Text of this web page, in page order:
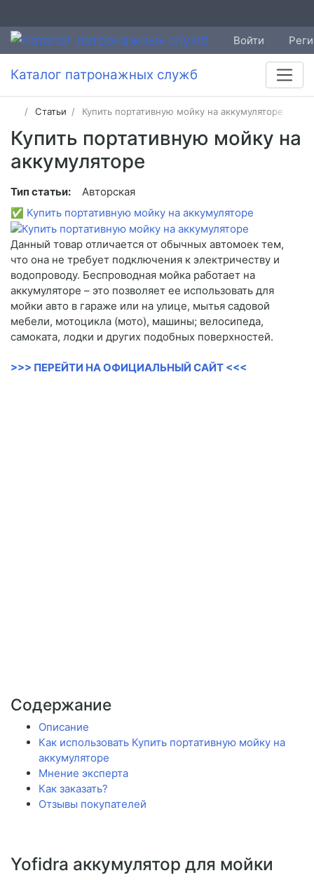
Войти
Каталог патронажных служб
Статьи Купить портативную мойку на аккумуляторе
Купить портативную мойку на
аккумуляторе
Тип статьи:
Авторская
✅ Купить портативную мойку на аккумуляторе
Данный товар отличается от обычных автомоек тем,
что она не требует подключения к электричеству и
водопроводу. Беспроводная мойка работает на
аккумуляторе – это позволяет ее использовать для
мойки авто в гараже или на улице, мытья садовой
мебели, мотоцикла (мото), машины; велосипеда,
самоката, лодки и других подобных поверхностей.
>>> ПЕРЕЙТИ НА ОФИЦИАЛЬНЫЙ САЙТ <<<
Содержание
Описание
Как использовать Купить портативную мойку на
аккумуляторе
Мнение эксперта
Как заказать?
Отзывы покупателей
Yofidra аккумулятор для мойки